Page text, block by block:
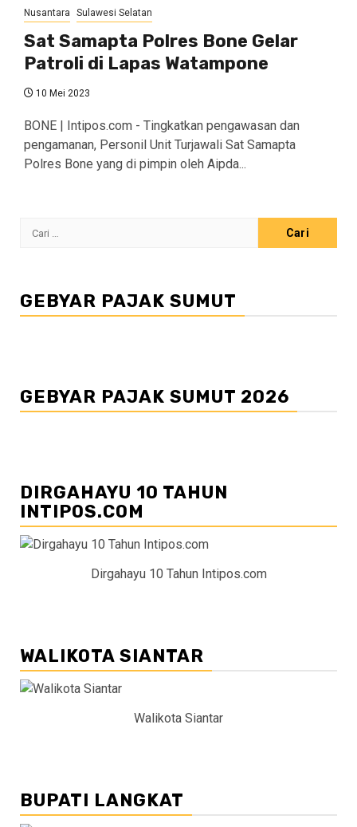
Nusantara Sulawesi Selatan
Sat Samapta Polres Bone Gelar
Patroli di Lapas Watampone
10 Mei 2023
BONE | Intipos.com - Tingkatkan pengawasan dan
pengamanan, Personil Unit Turjawali Sat Samapta
Polres Bone yang di pimpin oleh Aipda...
Cari
GEBYAR PAJAK SUMUT
GEBYAR PAJAK SUMUT 2026
DIRGAHAYU 10 TAHUN
INTIPOS.COM
Dirgahayu 10 Tahun Intipos.com
WALIKOTA SIANTAR
Walikota Siantar
BUPATI LANGKAT